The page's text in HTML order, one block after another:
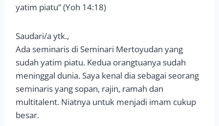
yatim piatu” (Yoh 14:18)
Saudari/a ytk.,
Ada seminaris di Seminari Mertoyudan yang
sudah yatim piatu. Kedua orangtuanya sudah
meninggal dunia. Saya kenal dia sebagai seorang
seminaris yang sopan, rajin, ramah dan
multitalent. Niatnya untuk menjadi imam cukup
besar.